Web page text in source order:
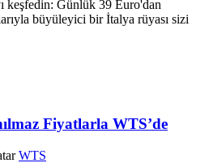
keşfedin: Günlük 39 Euro'dan
büyüleyici bir İtalya rüyası sizi
Fiyatlarla WTS’de
WTS